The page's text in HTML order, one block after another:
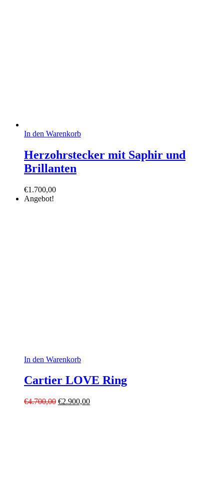
In den Warenkorb
Herzohrstecker mit Saphir und
Brillanten
€1.700,00
Angebot!
In den Warenkorb
Cartier LOVE Ring
€4.700,00 Ursprünglicher
€2.900,00Aktueller